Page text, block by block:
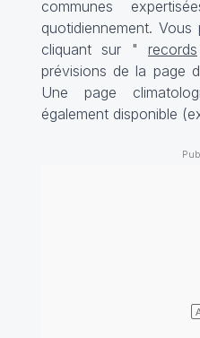
communes
quotidiennement.
cliquant sur " records
prévisions de la page
Une page
également disponible